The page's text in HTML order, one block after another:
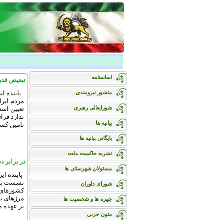
تبعیض
مردم
تعیین
ندارد
تامین
در برابر
نشست با
مرزهای
بر عهده
اساسنامه
منشور نیرومندی
شورایعالی رهبری
بیانیه ها
بایگانی بیانیه ها
نشریه حاکمیت ملت
مسئولان شهرستان ها
شورای داوران
چهره ها و شخصیت ها
متون حزبی